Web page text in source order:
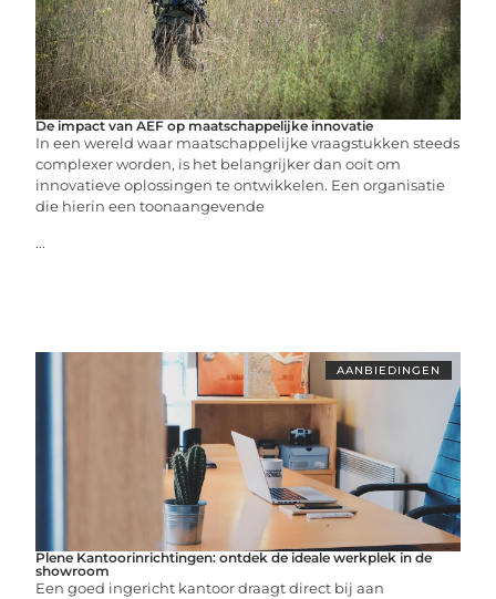
De impact van AEF op maatschappelijke innovatie
In een wereld waar maatschappelijke vraagstukken steeds
complexer worden, is het belangrijker dan ooit om
innovatieve oplossingen te ontwikkelen. Een organisatie
die hierin een toonaangevende
...
AANBIEDINGEN
Plene Kantoorinrichtingen: ontdek de ideale werkplek in de
showroom
Een goed ingericht kantoor draagt direct bij aan